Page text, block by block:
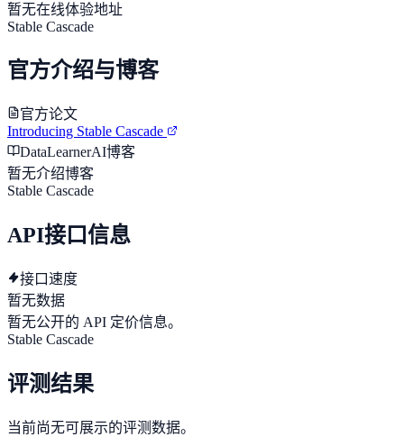
暂无在线体验地址
Stable Cascade
官方介绍与博客
官方论文
Introducing Stable Cascade
DataLearnerAI博客
暂无介绍博客
Stable Cascade
API接口信息
接口速度
暂无数据
暂无公开的 API 定价信息。
Stable Cascade
评测结果
当前尚无可展示的评测数据。